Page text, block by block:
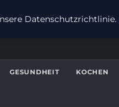
GESUNDHEIT KOCHEN
Datenschutzrichtlinie.